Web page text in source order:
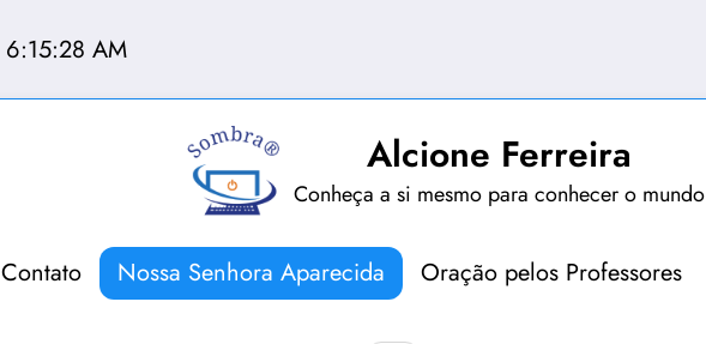
6:15:28 AM
Alcione Ferreira
Conheça a si mesmo para conhecer o mundo
Contato Nossa Senhora Aparecida Oração pelos Professores